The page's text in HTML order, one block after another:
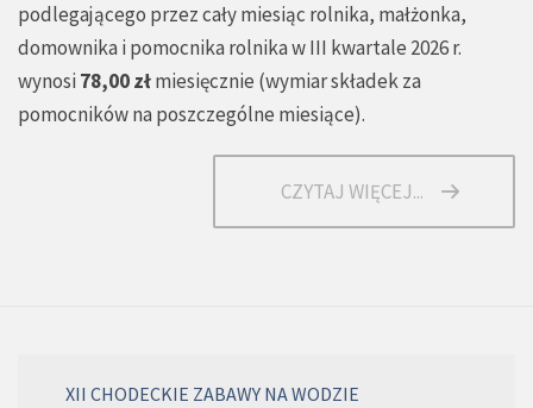
podlegającego przez cały miesiąc rolnika, małżonka,
domownika i pomocnika rolnika w III kwartale 2026 r.
wynosi 78,00 złmiesięcznie (wymiar składek za
pomocników na poszczególne miesiące).
CZYTAJ WIĘCEJ...
XII CHODECKIE ZABAWY NA WODZIE